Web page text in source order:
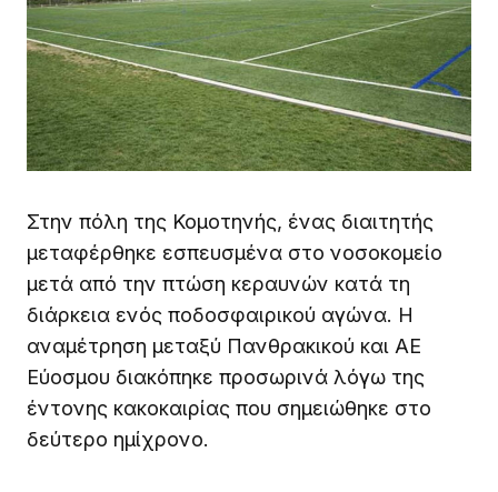
Στην πόλη της Κομοτηνής, ένας διαιτητής
μεταφέρθηκε εσπευσμένα στο νοσοκομείο
μετά από την πτώση κεραυνών κατά τη
διάρκεια ενός ποδοσφαιρικού αγώνα. Η
αναμέτρηση μεταξύ Πανθρακικού και ΑΕ
Εύοσμου διακόπηκε προσωρινά λόγω της
έντονης κακοκαιρίας που σημειώθηκε στο
δεύτερο ημίχρονο.